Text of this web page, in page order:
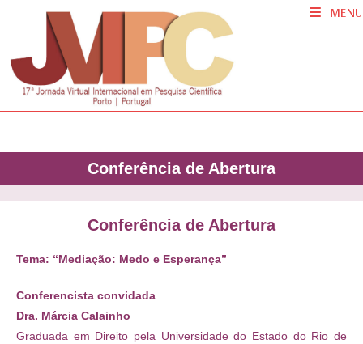
MENU
Conferência de Abertura
Conferência de Abertura
Tema: “Mediação: Medo e Esperança”
Conferencista convidada
Dra. Márcia Calainho
Graduada em Direito pela Universidade do Estado do Rio de